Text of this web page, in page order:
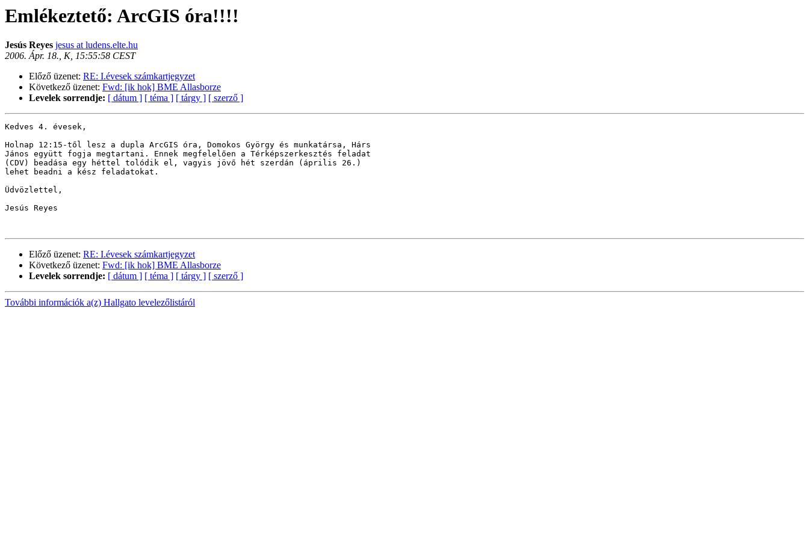
Emlékeztető: ArcGIS óra!!!!
Jesús Reyes jesus at ludens.elte.hu
2006. Ápr. 18., K, 15:55:58 CEST
Előző üzenet: RE: I.évesek számkartjegyzet
Következő üzenet: Fwd: [ik hok] BME Allasborze
Levelek sorrendje: [ dátum ] [ téma ] [ tárgy ] [ szerző ]
Kedves 4. évesek,
Holnap 12:15-től lesz a dupla ArcGIS óra, Domokos György és munkatársa, Hárs
János együtt fogja megtartani. Ennek megfelelően a Térképszerkesztés feladat
(CDV) beadása egy héttel tolódik el, vagyis jövő hét szerdán (április 26.)
lehet beadni a kész feladatokat.
Üdvözlettel,
Jesús Reyes
Előző üzenet: RE: I.évesek számkartjegyzet
Következő üzenet: Fwd: [ik hok] BME Allasborze
Levelek sorrendje: [ dátum ] [ téma ] [ tárgy ] [ szerző ]
További információk a(z) Hallgato levelezőlistáról